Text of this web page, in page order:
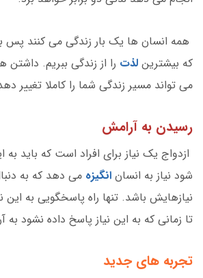
همه انسان ها یک بار زندگی می کنند پس
که بیشترین لذت را از زندگی ببریم.
می تواند مسیر زندگی شما را کاملا تغییر
رسیدن به آرامش
ازدواج یک نیاز برای افراد است که باید به
شود نیاز به انسان انگیزه می دهد که به
نیازهایش باشد. تنها راه پاسخگویی به این
تا زمانی که به این نیاز پاسخ داده نشود
تجربه های جدید